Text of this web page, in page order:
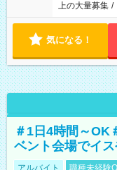
上の大量募集 /
気になる！
＃1日4時間～OK
ベント会場でイ
アルバイト 職種未経験